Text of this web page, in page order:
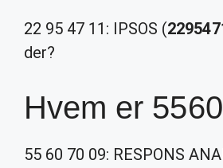
22 95 47 11: IPSOS (
der?
Hvem er
55 60 70 09: RESPONS